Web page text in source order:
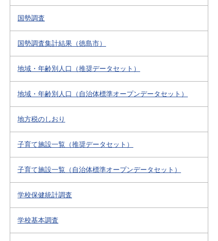
国勢調査
国勢調査集計結果（徳島市）
地域・年齢別人口（推奨データセット）
地域・年齢別人口（自治体標準オープンデータセット）
地方税のしおり
子育て施設一覧（推奨データセット）
子育て施設一覧（自治体標準オープンデータセット）
学校保健統計調査
学校基本調査